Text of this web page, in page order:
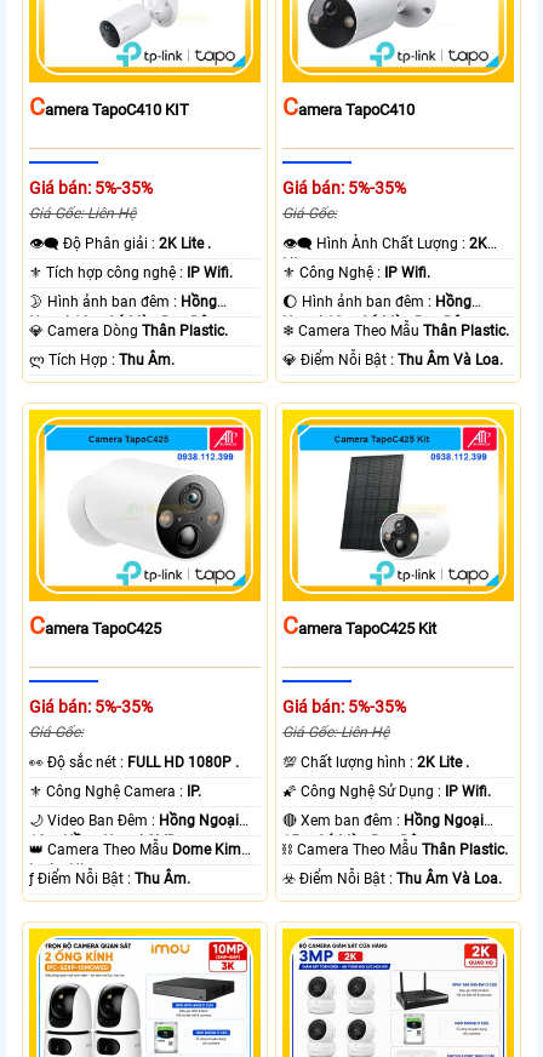
CAmera TapoC410 KIT
Giá bán: 5%-35%
Giá Gốc: Liên Hệ
👁️‍🗨 Độ Phân giải :2K Lite .
⚜️ Tích hợp công nghệ : IP Wifi.
🌛 Hình ảnh ban đêm : Hồng
Ngoại 10m Có Màu Ban Ðêm.
💎 Camera DòngThân Plastic.
️ლ Tích Hợp :Thu Âm.
CAmera TapoC410
Giá bán: 5%-35%
Giá Gốc:
👁️‍🗨 Hình Ành Chất Lượng :2K
Lite .
⚜️ Công Nghệ : IP Wifi.
🌔 Hình ảnh ban đêm : Hồng
Ngoại 10m Có Màu Ban Ðêm.
❄ Camera Theo MẫuThân Plastic.
️💎 Điểm Nỗi Bật :Thu Âm Và Loa.
CAmera TapoC425
Giá bán: 5%-35%
Giá Gốc:
️👀 Độ sắc nét : FULL HD 1080P .
⚜️ Công Nghệ Camera :
IP.
🌙 Video Ban Đêm : Hồng Ngoại
10m Hồng Ngoại SMD.
👑 Camera Theo Mẫu Dome Kim
loại + Nhựa.
️ƒ Điểm Nỗi Bật :Thu Âm.
CAmera TapoC425 Kit
Giá bán: 5%-35%
Giá Gốc: Liên Hệ
💯 Chất lượng hình :2K Lite .
🌠 Công Nghệ Sử Dụng :
IP Wifi.
🔴 Xem ban đêm : Hồng Ngoại
15m Có Màu Ban Ðêm.
⛓ Camera Theo MẫuThân Plastic.
️☣️ Điểm Nỗi Bật :Thu Âm Và Loa.